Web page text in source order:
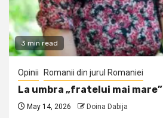
3 min read
Opinii Romanii din jurul Romaniei
La umbra „fratelui mai mare”
May 14, 2026 Doina Dabija